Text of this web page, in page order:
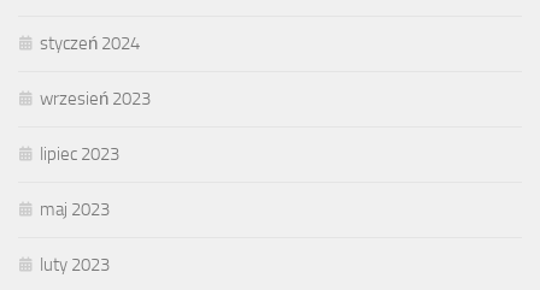
styczeń 2024
wrzesień 2023
lipiec 2023
maj 2023
luty 2023